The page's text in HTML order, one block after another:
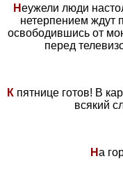
Неужели люди
нетерпением ждут
освободившись от
перед
К пятнице готов! В
всякий
На